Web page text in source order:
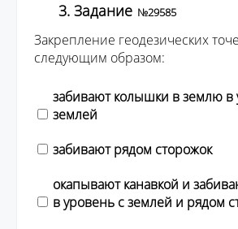
3. Задание №29585
Закрепление геодезических
следующим образом:
забивают колышки в землю в
землей
забивают рядом сторожок
окапывают канавкой и
в уровень с землей и рядом